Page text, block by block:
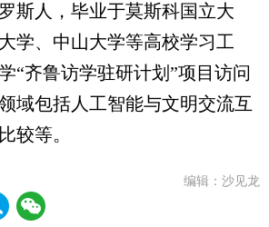
人，毕业于莫斯科国立大
学、中山大学等高校学习工
“齐鲁访学驻研计划”项目访问
域包括人工智能与文明交流互
较等。
编辑：沙见龙